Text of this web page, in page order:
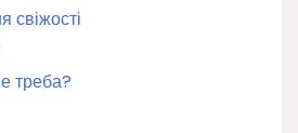
свіжості
треба?